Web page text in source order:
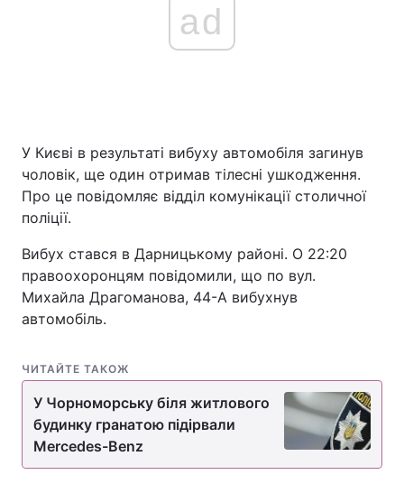
ad
У Києві в результаті вибуху автомобіля загинув
чоловік, ще один отримав тілесні ушкодження.
Про це повідомляє відділ комунікації столичної
поліції.
Вибух стався в Дарницькому районі. О 22:20
правоохоронцям повідомили, що по вул.
Михайла Драгоманова, 44-А вибухнув
автомобіль.
ЧИТАЙТЕ ТАКОЖ
У Чорноморську біля житлового
будинку гранатою підірвали
Mercedes-Benz